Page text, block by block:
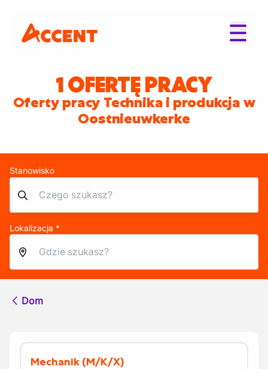
1 OFERTĘ PRACY
Oferty pracy Technika i produkcja w
Oostnieuwkerke
Stanowisko
Lokalizacja *
Dom
Mechanik (M/K/X)